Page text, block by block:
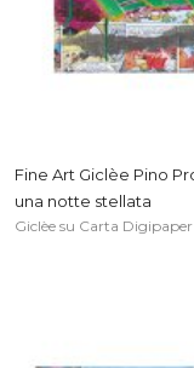
Fine Art Giclèe Pino
una notte stellata
Giclèe su Carta